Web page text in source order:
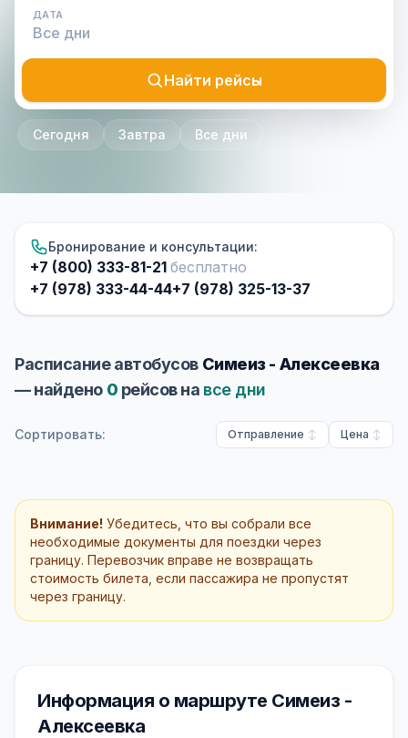
ДАТА
Найти рейсы
Сегодня Завтра Все дни
Бронирование и консультации:
+7 (800) 333-81-21 бесплатно
+7 (978) 333-44-44+7 (978) 325-13-37
Расписание автобусов Симеиз - Алексеевка
— найдено 0 рейсов на все дни
Сортировать: Отправление Цена
Внимание! Убедитесь, что вы собрали все
необходимые документы для поездки через
границу. Перевозчик вправе не возвращать
стоимость билета, если пассажира не пропустят
через границу.
Информация о маршруте Симеиз -
Алексеевка